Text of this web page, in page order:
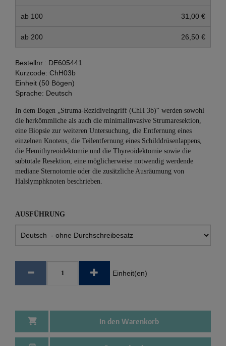
ab 100 31,00 €
ab 200 26,50 €
Bestellnr.: DE605441
Kurzcode: ChH03b
Einheit (50 Bögen)
Sprache: Deutsch
In dem Bogen „Struma-Rezidiveingriff (ChH 3b)“ werden sowohl
die herkömmliche als auch die minimalinvasive Strumaresektion,
eine Biopsie zur weiteren Untersuchung, die Entfernung eines
einzelnen Knotens, die Teilentfernung eines Schilddrüsenlappens,
die Hemithyreoidektomie und die Thyreoidektomie sowie die
subtotale Resektion, eine möglicherweise notwendig werdende
mediane Sternotomie oder die zusätzliche Ausräumung von
Halslymphknoten beschrieben.
AUSFÜHRUNG
Einheit(en)
In den Warenkorb